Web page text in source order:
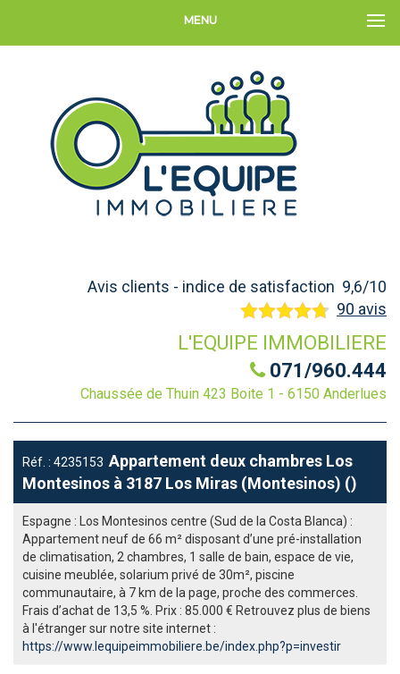
MENU
Avis clients - indice de satisfaction 9,6/10
90 avis
L'EQUIPE IMMOBILIERE
071/960.444
Chaussée de Thuin 423 Boite 1 - 6150 Anderlues
Réf. : 4235153 Appartement deux chambres Los
Montesinos à 3187 Los Miras (Montesinos) ()
Espagne : Los Montesinos centre (Sud de la Costa Blanca) :
Appartement neuf de 66 m² disposant d’une pré-installation
de climatisation, 2 chambres, 1 salle de bain, espace de vie,
cuisine meublée, solarium privé de 30m², piscine
communautaire, à 7 km de la page, proche des commerces.
Frais d’achat de 13,5 %. Prix : 85.000 € Retrouvez plus de biens
à l'étranger sur notre site internet :
https://www.lequipeimmobiliere.be/index.php?p=investir